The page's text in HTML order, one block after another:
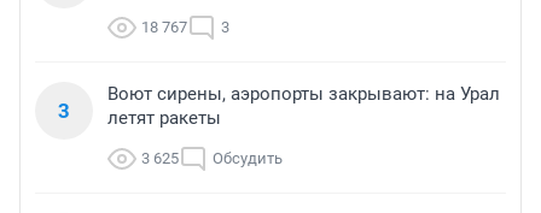
18 767 3
3
Воют сирены, аэропорты закрывают: на Урал
летят ракеты
3 625 Обсудить